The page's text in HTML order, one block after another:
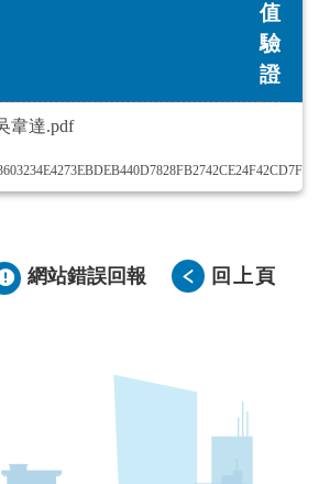
值
驗
證
韋達.pdf
網站錯誤回報 回上頁